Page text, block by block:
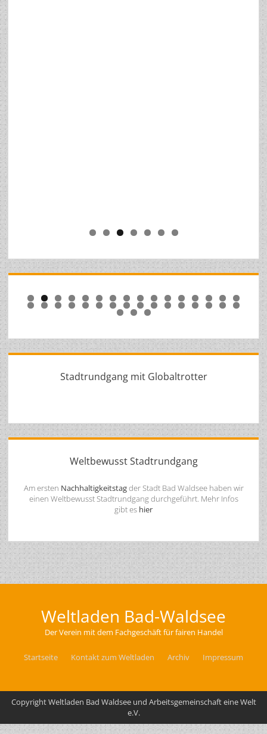
0 1 2 3 4 5 6
7 8 9 0 1 2 3 4 5 6 7 8 9 0 1 2
3 4 5
Stadtrundgang mit Globaltrotter
Weltbewusst Stadtrundgang
Am ersten Nachhaltigkeitstagder Stadt Bad Waldsee haben wir
einen Weltbewusst Stadtrundgang durchgeführt. Mehr Infos
gibt es hier
Weltladen Bad-Waldsee
Der Verein mit dem Fachgeschäft für fairen Handel
Startseite Kontakt zum Weltladen Archiv Impressum
Copyright Weltladen Bad Waldsee und Arbeitsgemeinschaft eine Welt
e.V.